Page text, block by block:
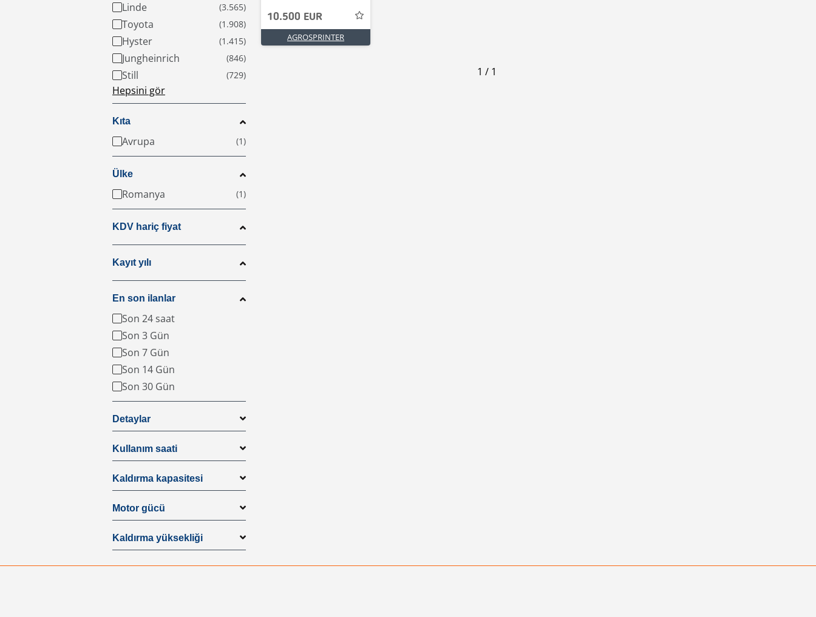
Linde
Toyota
Hyster
Jungheinrich
Still
Hepsini gör
Kıta
Avrupa
Ülke
Romanya
KDV hariç fiyat
Kayıt yılı
En son ilanlar
Son 24 saat
Son 3 Gün
Son 7 Gün
Son 14 Gün
Son 30 Gün
Detaylar
Kullanım saati
Kaldırma kapasitesi
Motor gücü
Kaldırma yüksekliği
10.500 EUR
AGROSPRINTER
1 / 1